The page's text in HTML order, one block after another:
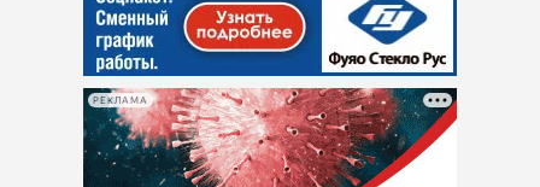
РЕКЛАМА